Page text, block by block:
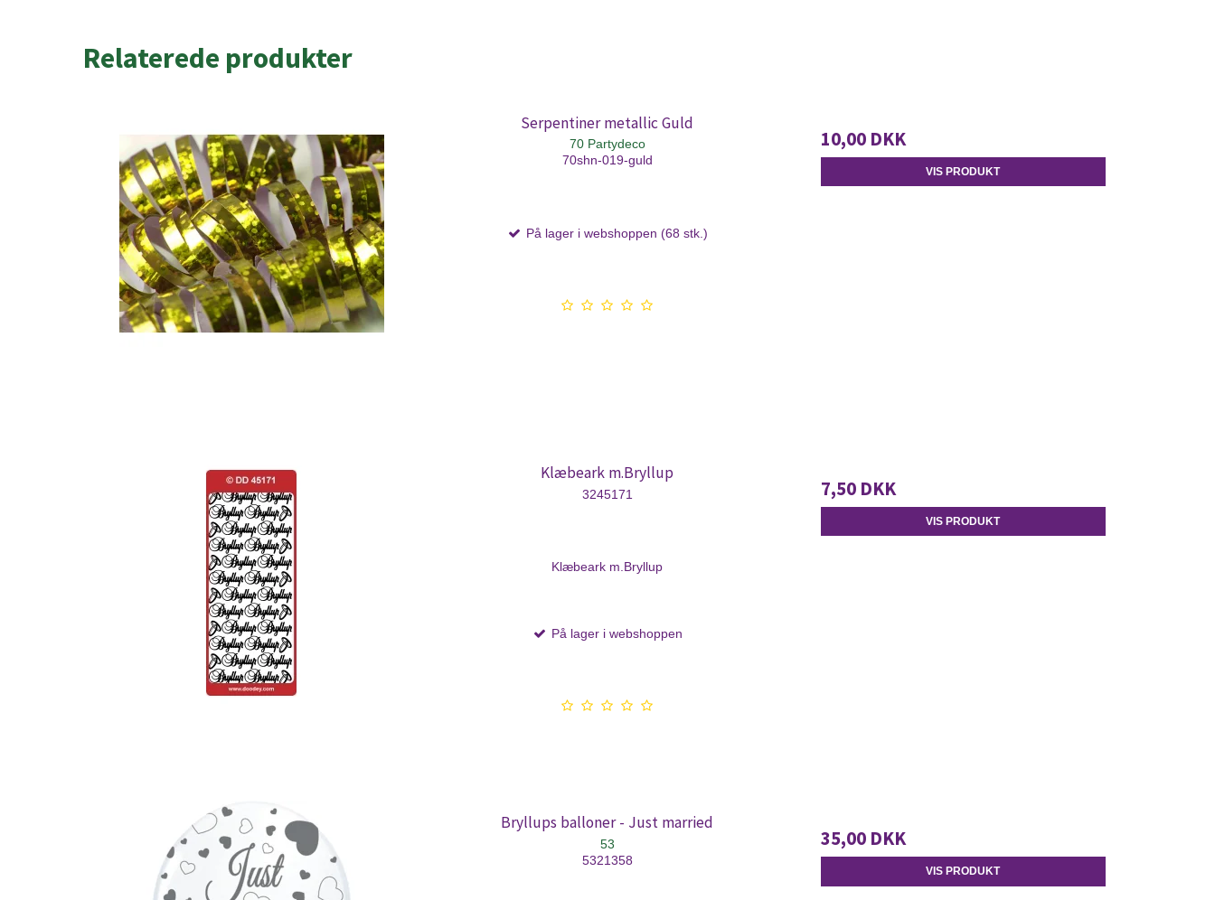
Relaterede produkter
Serpentiner metallic Guld
70 Partydeco
70shn-019-guld
På lager i webshoppen (68 stk.)
10,00 DKK
VIS PRODUKT
Klæbeark m.Bryllup
3245171
Klæbeark m.Bryllup
På lager i webshoppen
7,50 DKK
VIS PRODUKT
Bryllups balloner - Just married
53
5321358
35,00 DKK
VIS PRODUKT